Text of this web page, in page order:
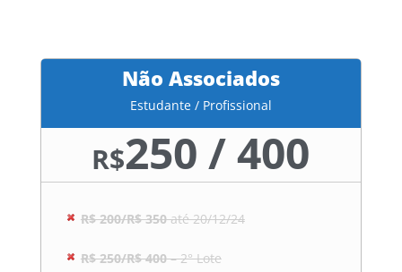
Não Associados
Estudante / Profissional
R$250 / 400
R$ 200/R$ 350até 20/12/24
R$ 250/R$ 400– 2° Lote